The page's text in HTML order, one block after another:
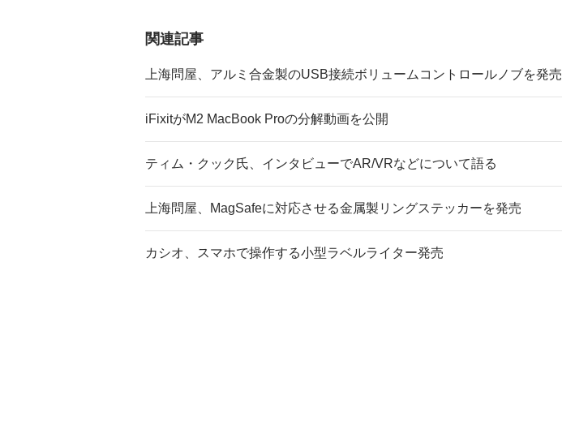
関連記事
上海問屋、アルミ合金製のUSB接続ボリュームコントロールノブを発売
iFixitがM2 MacBook Proの分解動画を公開
ティム・クック氏、インタビューでAR/VRなどについて語る
上海問屋、MagSafeに対応させる金属製リングステッカーを発売
カシオ、スマホで操作する小型ラベルライター発売